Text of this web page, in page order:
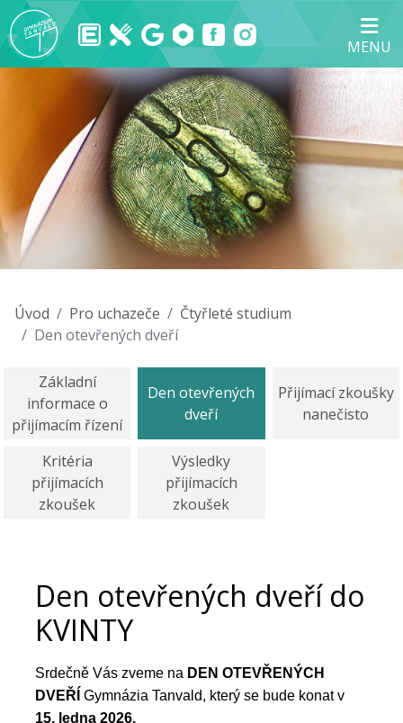
MENU
Úvod Pro uchazeče
Čtyřleté studium
Den otevřených dveří
Základní
informace o
přijímacím řízení
Den otevřených
dveří
Přijímací zkoušky
nanečisto
Kritéria
přijímacích
zkoušek
Výsledky
přijímacích
zkoušek
Den otevřených dveří do
KVINTY
Srdečně Vás zveme na DEN OTEVŘENÝCH
DVEŘÍ Gymnázia Tanvald, který se bude konat v
15. ledna 2026.